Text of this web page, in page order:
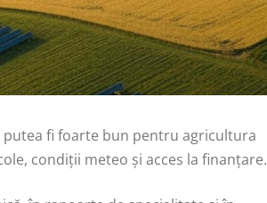
fi foarte bun pentru agricultura
condiții meteo și acces la finanțare.